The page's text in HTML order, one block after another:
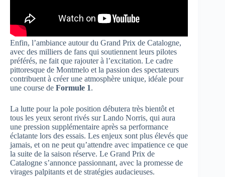
Enfin, l’ambiance autour du Grand Prix de Catalogne,
avec des milliers de fans qui soutiennent leurs pilotes
préférés, ne fait que rajouter à l’excitation. Le cadre
pittoresque de Montmelo et la passion des spectateurs
contribuent à créer une atmosphère unique, idéale pour
une course de Formule 1.
La lutte pour la pole position débutera très bientôt et
tous les yeux seront rivés sur Lando Norris, qui aura
une pression supplémentaire après sa performance
éclatante lors des essais. Les enjeux sont plus élevés que
jamais, et on ne peut qu’attendre avec impatience ce que
la suite de la saison réserve. Le Grand Prix de
Catalogne s’annonce passionnant, avec la promesse de
virages palpitants et de stratégies audacieuses.